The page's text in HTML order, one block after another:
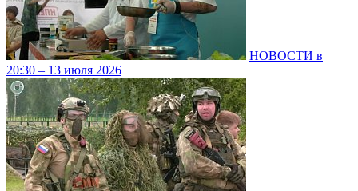
НОВОСТИ в
20:30 – 13 июля 2026